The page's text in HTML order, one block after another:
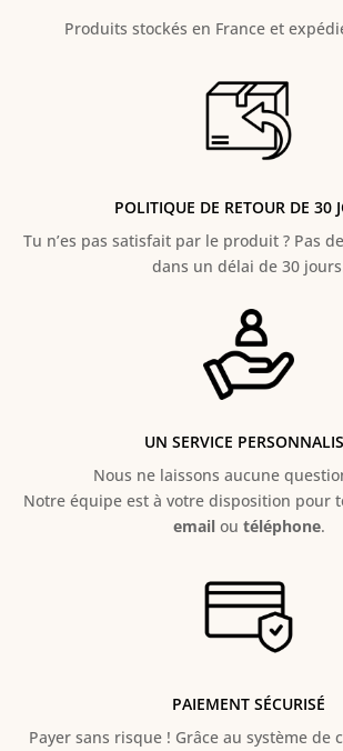
Produits stockés en France et
POLITIQUE DE RETOUR DE 30
Tu n’es pas satisfait par le produit ? Pas
dans un délai de 30
UN SERVICE
Nous ne laissons aucune question
Notre équipe est à votre disposition pour
emailou téléphone.
PAIEMENT SÉCURISÉ
Payer sans risque ! Grâce au système de